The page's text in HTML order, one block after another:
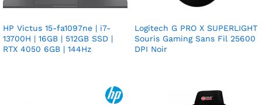
HP Victus 15-fa1097ne | i7-
13700H | 16GB | 512GB SSD |
RTX 4050 6GB | 144Hz
Logitech G PRO X SUPERLIGHT
Souris Gaming Sans Fil 25600
DPI Noir